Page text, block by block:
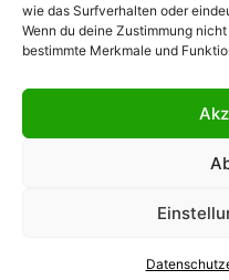
wie das Surfverhalten oder
Wenn du deine Zustimmung
bestimmte Merkmale und